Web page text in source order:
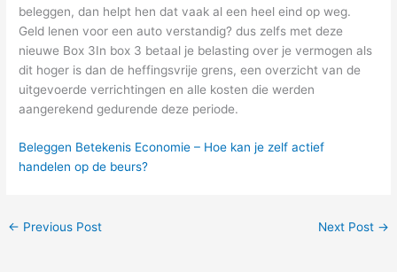
beleggen, dan helpt hen dat vaak al een heel eind op weg.
Geld lenen voor een auto verstandig? dus zelfs met deze
nieuwe Box 3In box 3 betaal je belasting over je vermogen als
dit hoger is dan de heffingsvrije grens, een overzicht van de
uitgevoerde verrichtingen en alle kosten die werden
aangerekend gedurende deze periode.
Beleggen Betekenis Economie – Hoe kan je zelf actief
handelen op de beurs?
← Previous Post Next Post →